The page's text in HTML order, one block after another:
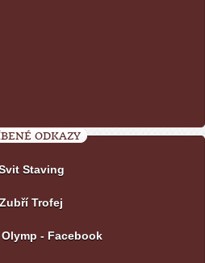
ODKAZY
Staving
Trofej
- Facebook